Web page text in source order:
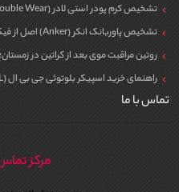
تشخیص کرم پودر استی لادر (Double Wear) اصل؛ معجزه کاور برای پوست
تشخیص پاوربانک انکر (Anker) اصل از فیک؛ مراقب باتری گوشی خود باشید!
روتین مراقبت موی بعد از کراتین در
راهنمای خرید اسپیکر بلوتوثی جی بی ال (JBL)؛ تشخیص اصل از فیک برای مهمونی
تماس با ما
مرکز